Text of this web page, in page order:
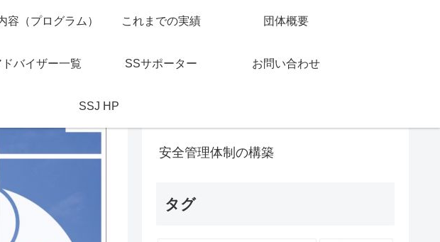
容（プログラム） これまでの実績 団体概要
ドバイザー一覧 SSサポーター お問い合わせ
SSJ HP
カテゴリー
安全管理体制の構築
タグ